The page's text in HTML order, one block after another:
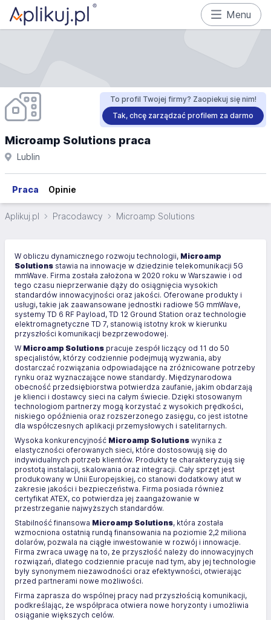
Menu
To profil Twojej firmy? Zaopiekuj się nim!
Tak, chcę zarządzać profilem za darmo
Microamp Solutions praca
Lublin
Praca Opinie
Aplikuj.pl Pracodawcy Microamp Solutions
W obliczu dynamicznego rozwoju technologii, Microamp
Solutions stawia na innowacje w dziedzinie telekomunikacji 5G
mmWave. Firma została założona w 2020 roku w Warszawie i od
tego czasu nieprzerwanie dąży do osiągnięcia wysokich
standardów innowacyjności oraz jakości. Oferowane produkty i
usługi, takie jak zaawansowane jednostki radiowe 5G mmWave,
systemy TD 6 RF Payload, TD 12 Ground Station oraz technologie
elektromagnetyczne TD 7, stanowią istotny krok w kierunku
przyszłości komunikacji bezprzewodowej.
W Microamp Solutions pracuje zespół liczący od 11 do 50
specjalistów, którzy codziennie podejmują wyzwania, aby
dostarczać rozwiązania odpowiadające na zróżnicowane potrzeby
rynku oraz wyznaczające nowe standardy. Międzynarodowa
obecność przedsiębiorstwa potwierdza zaufanie, jakim obdarzają
je klienci i dostawcy sieci na całym świecie. Dzięki stosowanym
technologiom partnerzy mogą korzystać z wysokich prędkości,
niskiego opóźnienia oraz rozszerzonego zasięgu, co jest istotne
dla współczesnych aplikacji przemysłowych i satelitarnych.
Wysoka konkurencyjność Microamp Solutions wynika z
elastyczności oferowanych sieci, które dostosowują się do
indywidualnych potrzeb klientów. Produkty te charakteryzują się
prostotą instalacji, skalowania oraz integracji. Cały sprzęt jest
produkowany w Unii Europejskiej, co stanowi dodatkowy atut w
zakresie jakości i bezpieczeństwa. Firma posiada również
certyfikat ATEX, co potwierdza jej zaangażowanie w
przestrzeganie najwyższych standardów.
Stabilność finansowa Microamp Solutions, która została
wzmocniona ostatnią rundą finansowania na poziomie 2,2 miliona
dolarów, pozwala na ciągłe inwestowanie w rozwój i innowacje.
Firma zwraca uwagę na to, że przyszłość należy do innowacyjnych
rozwiązań, dlatego codziennie pracuje nad tym, aby jej technologie
były synonymem niezawodności oraz efektywności, otwierając
przed partnerami nowe możliwości.
Firma zaprasza do wspólnej pracy nad przyszłością komunikacji,
podkreślając, że współpraca otwiera nowe horyzonty i umożliwia
osiąganie większych celów.